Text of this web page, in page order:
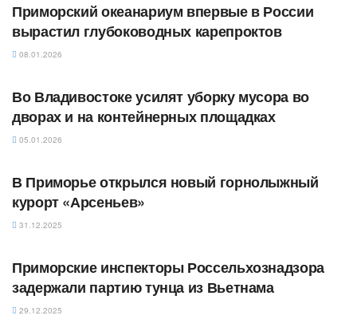
Приморский океанариум впервые в России
вырастил глубоководных карепроктов
08.01.2026
Во Владивостоке усилят уборку мусора во
дворах и на контейнерных площадках
05.01.2026
В Приморье открылся новый горнолыжный
курорт «Арсеньев»
31.12.2025
Приморские инспекторы Россельхознадзора
задержали партию тунца из Вьетнама
29.12.2025